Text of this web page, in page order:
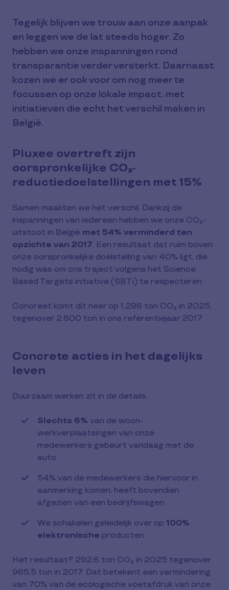
Tegelijk blijven we trouw aan onze aanpak
en leggen we de lat steeds hoger. Zo
hebben we onze inspanningen rond
transparantie verder versterkt. Daarnaast
kozen we er ook voor om nog meer te
focussen op onze lokale impact, met
initiatieven die echt het verschil maken in
België.
Pluxee overtreft zijn
oorspronkelijke CO₂-
reductiedoelstellingen met 15%
Samen maakten we het verschil. Dankzij de
inspanningen van iedereen hebben we onze CO₂-
uitstoot in België met 54% verminderd ten
opzichte van 2017. Een resultaat dat ruim boven
onze oorspronkelijke doelstelling van 40% ligt, die
nodig was om ons traject volgens het Science
Based Targets initiative (SBTi) te respecteren.
Concreet komt dit neer op 1.296 ton CO₂ in 2025,
tegenover 2.800 ton in ons referentiejaar 2017.
Concrete acties in het dagelijks
leven
Duurzaam werken zit in de details.
Slechts 6% van de woon-
werkverplaatsingen van onze
medewerkers gebeurt vandaag met de
auto.
54% van de medewerkers die hiervoor in
aanmerking komen, heeft bovendien
afgezien van een bedrijfswagen.
We schakelen geleidelijk over op 100%
elektronische producten.
Het resultaat? 292,6 ton CO₂ in 2025 tegenover
965,5 ton in 2017. Dat betekent een vermindering
van 70% van de ecologische voetafdruk van onze